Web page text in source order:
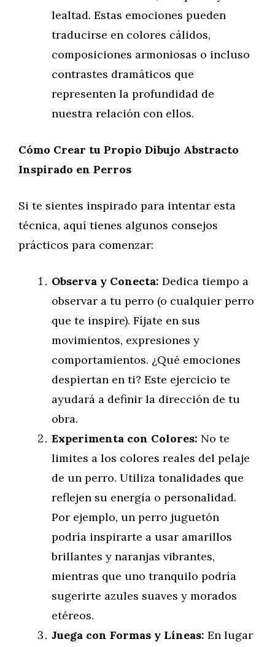
lealtad. Estas emociones pueden
traducirse en colores cálidos,
composiciones armoniosas o incluso
contrastes dramáticos que
representen la profundidad de
nuestra relación con ellos.
Cómo Crear tu Propio Dibujo Abstracto
Inspirado en Perros
Si te sientes inspirado para intentar esta
técnica, aquí tienes algunos consejos
prácticos para comenzar:
Observa y Conecta: Dedica tiempo a
observar a tu perro (o cualquier perro
que te inspire). Fíjate en sus
movimientos, expresiones y
comportamientos. ¿Qué emociones
despiertan en ti? Este ejercicio te
ayudará a definir la dirección de tu
obra.
Experimenta con Colores: No te
limites a los colores reales del pelaje
de un perro. Utiliza tonalidades que
reflejen su energía o personalidad.
Por ejemplo, un perro juguetón
podría inspirarte a usar amarillos
brillantes y naranjas vibrantes,
mientras que uno tranquilo podría
sugerirte azules suaves y morados
etéreos.
Juega con Formas y Líneas: En lugar